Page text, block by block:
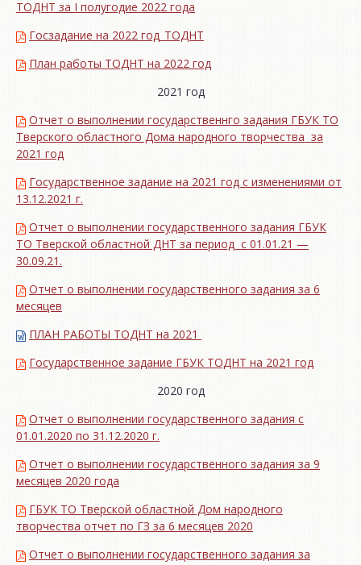
ТОДНТ за I полугодие 2022 года
Госзадание на 2022 год_ТОДНТ
План работы ТОДНТ на 2022 год
2021 год
Отчет о выполнении государственнго задания ГБУК ТО
Тверского областного Дома народного творчества за
2021 год
Государственное задание на 2021 год с изменениями от
13.12.2021 г.
Отчет о выполнении государственного задания ГБУК
ТО Тверской областной ДНТ за период с 01.01.21 —
30.09.21.
Отчет о выполнении государственного задания за 6
месяцев
ПЛАН РАБОТЫ ТОДНТ на 2021
Государственное задание ГБУК ТОДНТ на 2021 год
2020 год
Отчет о выполнении государственного задания с
01.01.2020 по 31.12.2020 г.
Отчет о выполнении государственного задания за 9
месяцев 2020 года
ГБУК ТО Тверской областной Дом народного
творчества отчет по ГЗ за 6 месяцев 2020
Отчет о выполнении государственного задания за